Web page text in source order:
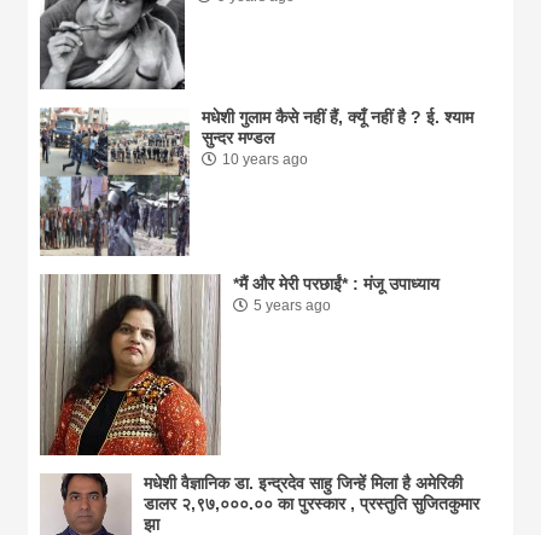
मधेशी गुलाम कैसे नहीं हैं, क्यूँ नहीं है ? ई. श्याम
सुन्दर मण्डल
10 years ago
*मैं और मेरी परछाईं* : मंजू उपाध्याय
5 years ago
मधेशी वैज्ञानिक डा. इन्द्रदेव साहु जिन्हें मिला है अमेरिकी
डालर २,९७,०००.०० का पुरस्कार , प्रस्तुति सुजितकुमार
झा